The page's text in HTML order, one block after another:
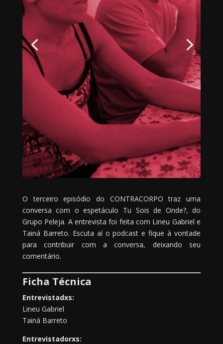
O terceiro episódio do CONTRACORPO traz uma
conversa com o espetáculo Tu Sois de Onde?, do
Grupo Peleja. A entrevista foi feita com Lineu Gabriel e
Tainá Barreto. Escuta aí o podcast e fique à vontade
para contribuir com a conversa, deixando seu
comentário.
Ficha Técnica
Entrevistadxs:
Lineu Gabriel
Tainá Barreto
Entrevistadorxs: